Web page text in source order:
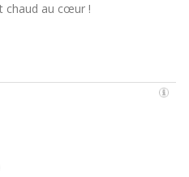
chaud au cœur !